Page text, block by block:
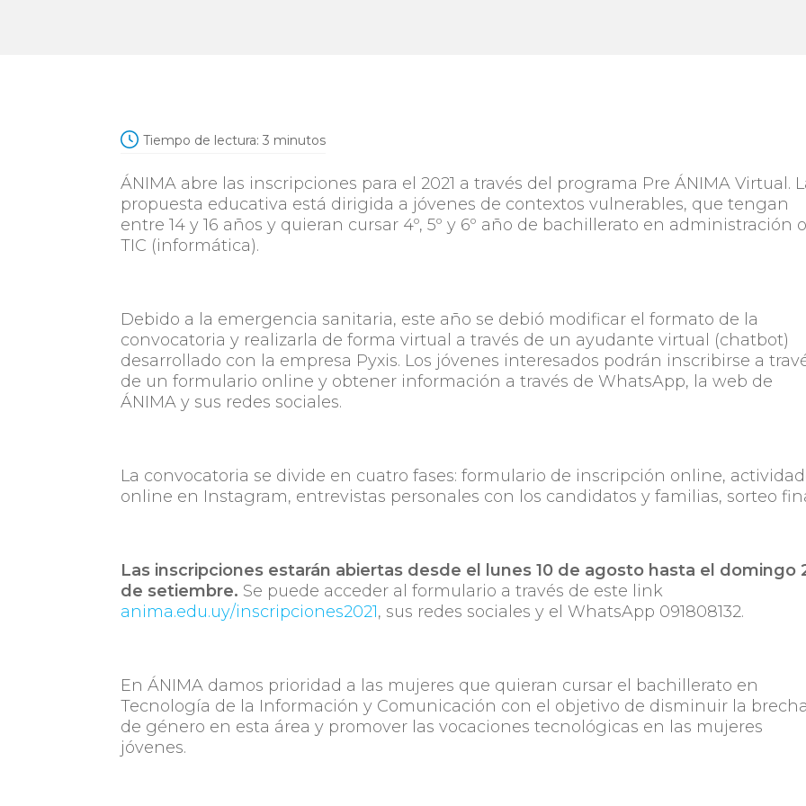
Tiempo de lectura: 3 minutos
ÁNIMA abre las inscripciones para el 2021 a través del programa Pre ÁNIMA Virtual.
propuesta educativa está dirigida a jóvenes de contextos vulnerables, que tengan
entre 14 y 16 años y quieran cursar 4º, 5º y 6º año de bachillerato en administración o
TIC (informática).
Debido a la emergencia sanitaria, este año se debió modificar el formato de la
convocatoria y realizarla de forma virtual a través de un ayudante virtual (chatbot)
desarrollado con la empresa Pyxis. Los jóvenes interesados podrán inscribirse a
de un formulario online y obtener información a través de WhatsApp, la web de
ÁNIMA y sus redes sociales.
La convocatoria se divide en cuatro fases: formulario de inscripción online,
online en Instagram, entrevistas personales con los candidatos y familias, sorteo
Las inscripciones estarán abiertas desde el lunes 10 de agosto hasta el domingo
de setiembre. Se puede acceder al formulario a través de este link
anima.edu.uy/inscripciones2021, sus redes sociales y el WhatsApp 091808132.
En ÁNIMA damos prioridad a las mujeres que quieran cursar el bachillerato en
Tecnología de la Información y Comunicación con el objetivo de disminuir la brecha
de género en esta área y promover las vocaciones tecnológicas en las mujeres
jóvenes.